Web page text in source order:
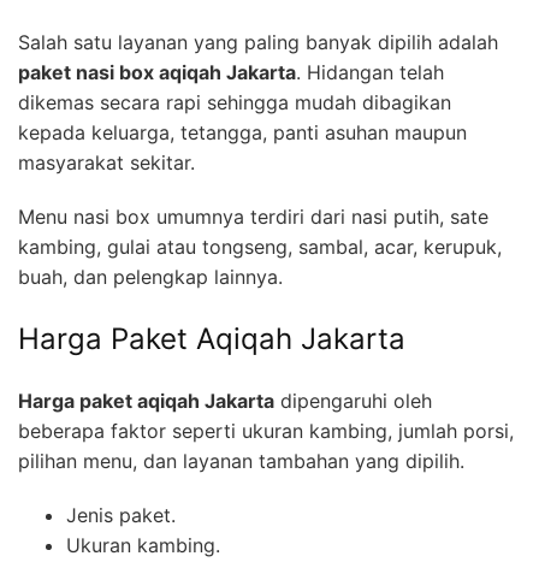
Salah satu layanan yang paling banyak dipilih adalah
paket nasi box aqiqah Jakarta. Hidangan telah
dikemas secara rapi sehingga mudah dibagikan
kepada keluarga, tetangga, panti asuhan maupun
masyarakat sekitar.
Menu nasi box umumnya terdiri dari nasi putih, sate
kambing, gulai atau tongseng, sambal, acar, kerupuk,
buah, dan pelengkap lainnya.
Harga Paket Aqiqah Jakarta
Harga paket aqiqah Jakarta dipengaruhi oleh
beberapa faktor seperti ukuran kambing, jumlah porsi,
pilihan menu, dan layanan tambahan yang dipilih.
Jenis paket.
Ukuran kambing.